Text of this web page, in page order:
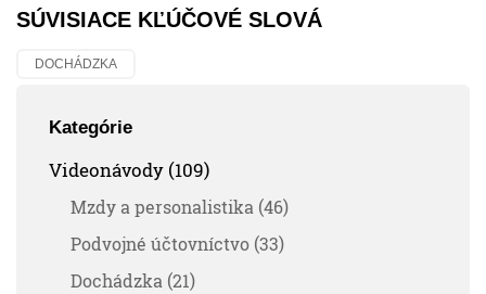
SÚVISIACE KĽÚČOVÉ SLOVÁ
DOCHÁDZKA
Kategórie
Videonávody (109)
Mzdy a personalistika (46)
Podvojné účtovníctvo (33)
Dochádzka (21)